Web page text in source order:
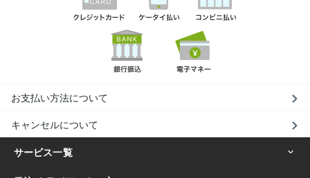
お支払い方法について
キャンセルについて